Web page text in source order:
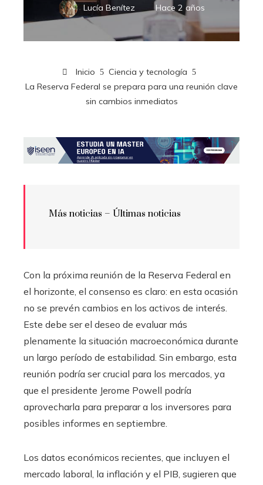
Lucía Benítez Hace 2 años
Inicio
Ciencia y tecnología
La Reserva Federal se prepara para una reunión clave
sin cambios inmediatos
Más noticias – Últimas noticias
Con la próxima reunión de la Reserva Federal en
el horizonte, el consenso es claro: en esta ocasión
no se prevén cambios en los activos de interés.
Este debe ser el deseo de evaluar más
plenamente la situación macroeconómica durante
un largo período de estabilidad. Sin embargo, esta
reunión podría ser crucial para los mercados, ya
que el presidente Jerome Powell podría
aprovecharla para preparar a los inversores para
posibles informes en septiembre.
Los datos económicos recientes, que incluyen el
mercado laboral, la inflación y el PIB, sugieren que